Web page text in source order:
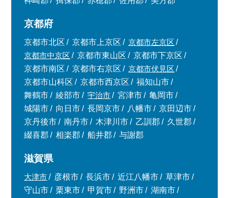
京都府
京都市北区 京都市上京区
京都市左京区
京都市中京区
京都市東山区
京都市下京区
京都市南区
京都市右京区
京都市伏見区
京都市山科区
京都市西京区
福知山市
舞鶴市
綾部市 宇治市 宮津市
亀岡市
城陽市
向日市 長岡京市 八幡市
京田辺市
京丹後市
南丹市 木津川市 乙訓郡
久世郡
綴喜郡
相楽郡 船井郡 与謝郡
滋賀県
大津市 彦根市 長浜市 近江八幡市
草津市
守山市
栗東市 甲賀市 野洲市
湖南市